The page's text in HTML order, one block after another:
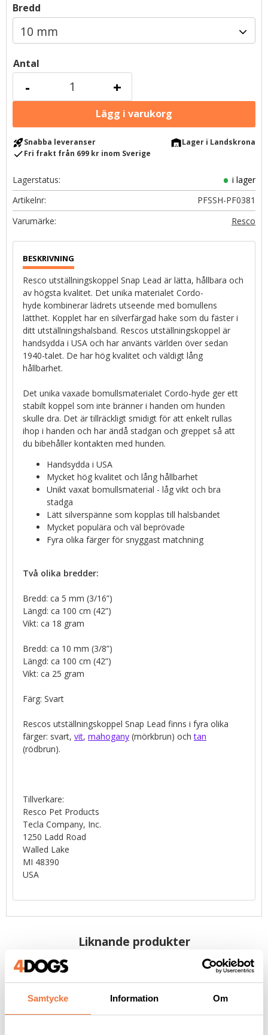
Samtycke Information Om
Bredd
Antal
+
-
rocket_launchSnabba leveranser warehouseLager i Landskrona
checkFri frakt från 699 kr inom Sverige
Lagerstatus
i lager
Artikelnr
PFSSH-PF0381
Resco
Resco utställningskoppel Snap Lead är lätta, hållbara och
av högsta kvalitet. Det unika materialet Cordo-
hyde kombinerar lädrets utseende med bomullens
lätthet. Kopplet har en silverfärgad hake som du fäster i
ditt utställningshalsband. Rescos utställningskoppel är
handsydda i USA och har använts världen över sedan
1940-talet. De har hög kvalitet och väldigt lång
hållbarhet.
Det unika vaxade bomullsmaterialet Cordo-hyde ger ett
stabilt koppel som inte bränner i handen om hunden
skulle dra. Det är tillräckligt smidigt för att enkelt rullas
ihop i handen och har ändå stadgan och greppet så att
du bibehåller kontakten med hunden.
Handsydda i USA
Mycket hög kvalitet och lång hållbarhet
Unikt vaxat bomullsmaterial - låg vikt och bra
stadga
Lätt silverspänne som kopplas till halsbandet
Mycket populära och väl beprövade
Fyra olika färger för snyggast matchning
Två olika bredder:
Bredd: ca 5 mm (3/16”)
Längd: ca 100 cm (42”)
Vikt: ca 18 gram
Bredd: ca 10 mm (3/8”)
Längd: ca 100 cm (42”)
Vikt: ca 25 gram
Färg: Svart
Rescos utställningskoppel Snap Lead finns i fyra olika
färger: svart, vit, mahogany (mörkbrun) ochtan
(rödbrun).
Tillverkare:
Resco Pet Products
Tecla Company, Inc.
1250 Ladd Road
Walled Lake
MI 48390
USA
Liknande produkter
NYHET